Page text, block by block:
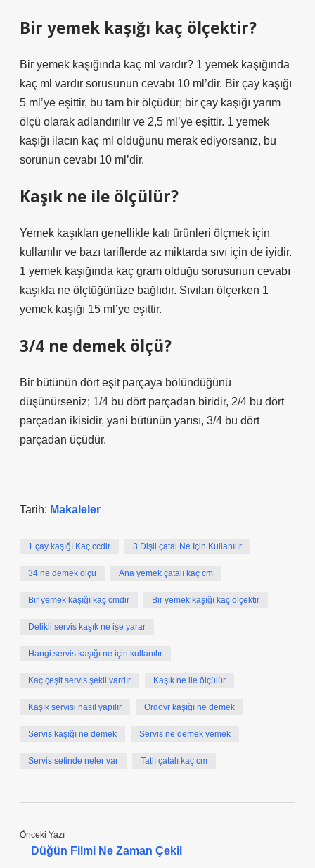
Bir yemek kaşığı kaç ölçektir?
Bir yemek kaşığında kaç ml vardır? 1 yemek kaşığında
kaç ml vardır sorusunun cevabı 10 ml’dir. Bir çay kaşığı
5 ml’ye eşittir, bu tam bir ölçüdür; bir çay kaşığı yarım
ölçü olarak adlandırılır ve 2,5 ml’ye eşittir. 1 yemek
kaşığı ilacın kaç ml olduğunu merak ediyorsanız, bu
sorunun cevabı 10 ml’dir.
Kaşık ne ile ölçülür?
Yemek kaşıkları genellikle katı ürünleri ölçmek için
kullanılır ve bazı tariflerde az miktarda sıvı için de iyidir.
1 yemek kaşığında kaç gram olduğu sorusunun cevabı
kaşıkla ne ölçtüğünüze bağlıdır. Sıvıları ölçerken 1
yemek kaşığı 15 ml’ye eşittir.
3/4 ne demek ölçü?
Bir bütünün dört eşit parçaya bölündüğünü
düşünürseniz; 1/4 bu dört parçadan biridir, 2/4 bu dört
parçadan ikisidir, yani bütünün yarısı, 3/4 bu dört
parçadan üçüdür.
Tarih: Makaleler
1 çay kaşığı Kaç ccdir 3 Dişli çatal Ne İçin Kullanılır
34 ne demek ölçü Ana yemek çatalı kaç cm
Bir yemek kaşığı kaç cmdir Bir yemek kaşığı kaç ölçektir
Delikli servis kaşık ne işe yarar
Hangi servis kaşığı ne için kullanılır
Kaç çeşit servis şekli vardır Kaşık ne ile ölçülür
Kaşık servisi nasıl yapılır Ordövr kaşığı ne demek
Servis kaşığı ne demek Servis ne demek yemek
Servis setinde neler var Tatlı çatalı kaç cm
Önceki Yazı
Düğün Filmi Ne Zaman Çekil